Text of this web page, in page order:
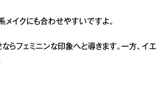
イクにも合わせやすいですよ。
らフェミニンな印象へと導きます。一方、イエ